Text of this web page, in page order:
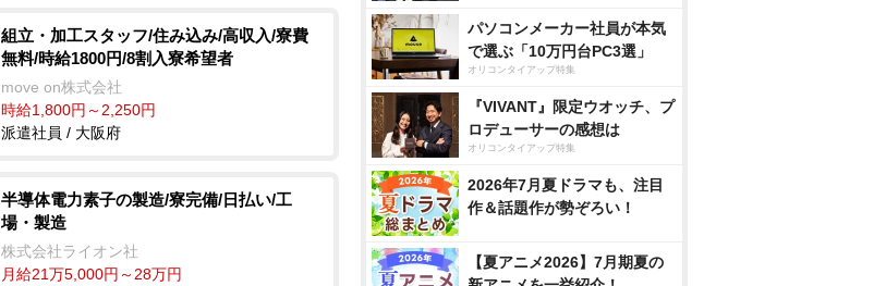
組立・加工スタッフ/住み込み/高収入/寮費
無料/時給1800円/8割入寮希望者
move on株式会社
時給1,800円～2,250円
派遣社員 / 大阪府
半導体電力素子の製造/寮完備/日払い/工
場・製造
株式会社ライオン社
月給21万5,000円～28万円
パソコンメーカー社員が本気
で選ぶ「10万円台PC3選」
オリコンタイアップ特集
『VIVANT』限定ウオッチ、プ
ロデューサーの感想は
オリコンタイアップ特集
2026年7月夏ドラマも、注目
作＆話題作が勢ぞろい！
【夏アニメ2026】7月期夏の